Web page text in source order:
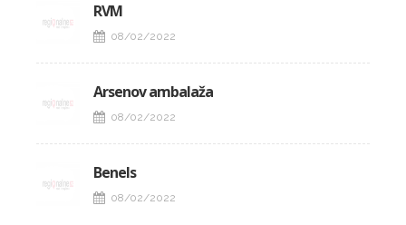
RVM
08/02/2022
Arsenov ambalaža
08/02/2022
Benels
08/02/2022